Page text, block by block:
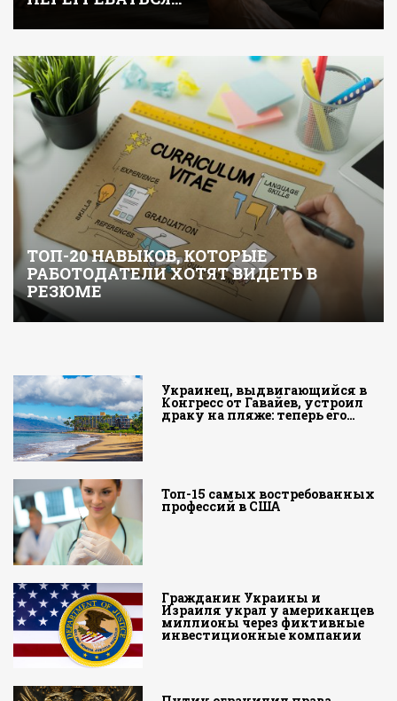
ТОП-20 НАВЫКОВ, КОТОРЫЕ
РАБОТОДАТЕЛИ ХОТЯТ ВИДЕТЬ В
РЕЗЮМЕ
Украинец, выдвигающийся в
Конгресс от Гавайев, устроил
драку на пляже: теперь его…
Топ-15 самых востребованных
профессий в США
Гражданин Украины и
Израиля украл у американцев
миллионы через фиктивные
инвестиционные компании